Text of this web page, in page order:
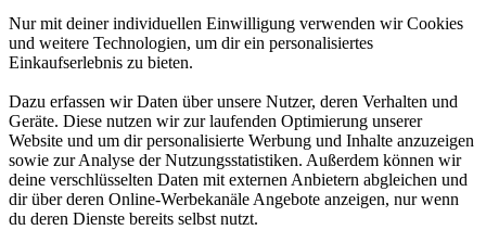
Nur mit deiner individuellen Einwilligung verwenden wir Cookies
und weitere Technologien, um dir ein personalisiertes
Einkaufserlebnis zu bieten.
Dazu erfassen wir Daten über unsere Nutzer, deren Verhalten und
Geräte. Diese nutzen wir zur laufenden Optimierung unserer
Website und um dir personalisierte Werbung und Inhalte anzuzeigen
sowie zur Analyse der Nutzungsstatistiken. Außerdem können wir
deine verschlüsselten Daten mit externen Anbietern abgleichen und
dir über deren Online-Werbekanäle Angebote anzeigen, nur wenn
du deren Dienste bereits selbst nutzt.